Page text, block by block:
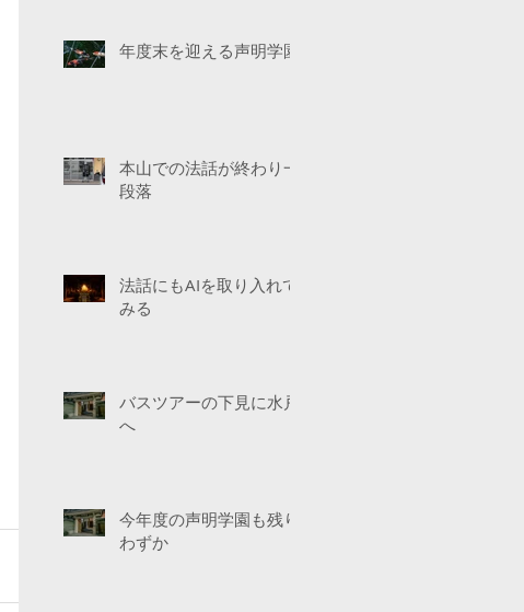
年度末を迎える声明学園
本山での法話が終わり一
段落
法話にもAIを取り入れて
みる
バスツアーの下見に水戸
へ
今年度の声明学園も残り
わずか